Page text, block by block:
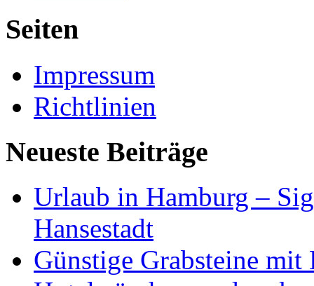
Seiten
Impressum
Richtlinien
Neueste Beiträge
Urlaub in Hamburg –
Hansestadt
Günstige Grabsteine mit